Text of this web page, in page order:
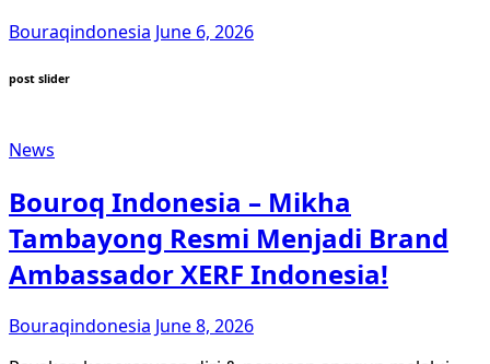
Bouraqindonesia June 6, 2026
post slider
News
Bouroq Indonesia – Mikha
Tambayong Resmi Menjadi Brand
Ambassador XERF Indonesia!
Bouraqindonesia June 8, 2026